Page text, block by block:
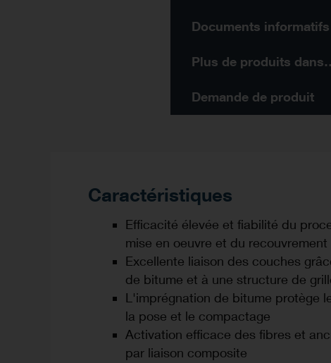
Documents informatifs
Plus de
Demande de produit
Caractéristiques
Efficacité élevée et fiabilité du
mise en oeuvre et du recouvrement
Excellente liaison des couches
de bitume et à une structure de
L'imprégnation de bitume protège
la pose et le compactage
Activation efficace des fibres et
par liaison composite